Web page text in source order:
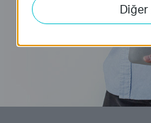
Diğer